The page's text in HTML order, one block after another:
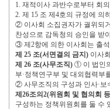
1. 재적이사 과반수로부터 회
2. 제 15 조 제 4호의 규정에 의
② 이사회 소집권자가 궐위되
찬성으로 감독청의 승인을 받
③ 제 2항에 의한 이사회는 출
제 25 조(서면결의 금지 ) 이사
제 26 조(사무조직) ① 이 법인
부·정책연구부 및 대외협력부
② 사무조직의 구성과 인사·보
제 26조의 2(위원회 및 협의회 등
구성하는 정책위원회를 둘 수